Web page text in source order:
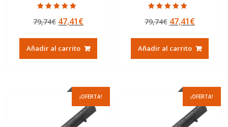
5.00
de 5
79,74€ El
original
era:
47,41€El
actual
es:
Añadir al carrito
4.50
de 5
79,74€ El
original
era:
47,41€El
actual
es:
Añadir al carrito
¡OFERTA! ¡OFERTA!